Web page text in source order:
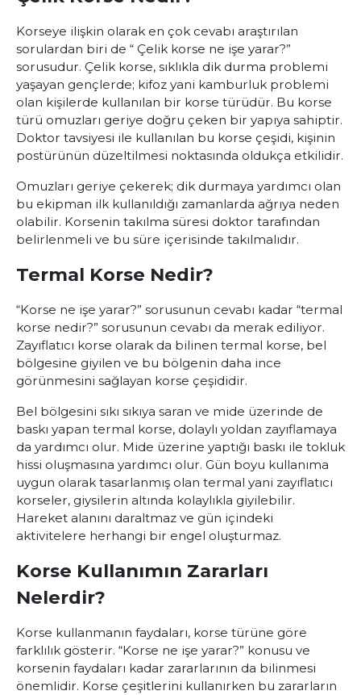
Korseye ilişkin olarak en çok cevabı araştırılan
sorulardan biri de “ Çelik korse ne işe yarar?”
sorusudur. Çelik korse, sıklıkla dik durma problemi
yaşayan gençlerde; kifoz yani kamburluk problemi
olan kişilerde kullanılan bir korse türüdür. Bu korse
türü omuzları geriye doğru çeken bir yapıya sahiptir.
Doktor tavsiyesi ile kullanılan bu korse çeşidi, kişinin
postürünün düzeltilmesi noktasında oldukça etkilidir.
Omuzları geriye çekerek; dik durmaya yardımcı olan
bu ekipman ilk kullanıldığı zamanlarda ağrıya neden
olabilir. Korsenin takılma süresi doktor tarafından
belirlenmeli ve bu süre içerisinde takılmalıdır.
Termal Korse Nedir?
“Korse ne işe yarar?” sorusunun cevabı kadar “termal
korse nedir?” sorusunun cevabı da merak ediliyor.
Zayıflatıcı korse olarak da bilinen termal korse, bel
bölgesine giyilen ve bu bölgenin daha ince
görünmesini sağlayan korse çeşididir.
Bel bölgesini sıkı sıkıya saran ve mide üzerinde de
baskı yapan termal korse, dolaylı yoldan zayıflamaya
da yardımcı olur. Mide üzerine yaptığı baskı ile tokluk
hissi oluşmasına yardımcı olur. Gün boyu kullanıma
uygun olarak tasarlanmış olan termal yani zayıflatıcı
korseler, giysilerin altında kolaylıkla giyilebilir.
Hareket alanını daraltmaz ve gün içindeki
aktivitelere herhangi bir engel oluşturmaz.
Korse Kullanımın Zararları
Nelerdir?
Korse kullanmanın faydaları, korse türüne göre
farklılık gösterir. “Korse ne işe yarar?” konusu ve
korsenin faydaları kadar zararlarının da bilinmesi
önemlidir. Korse çeşitlerini kullanırken bu zararların